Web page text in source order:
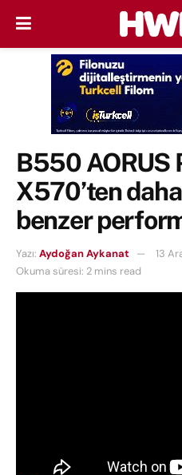
B550 AORUS
X570’ten
benzer
Yazı: Aydoğan Aykanat
13
Okuma süresi: 2 mins read